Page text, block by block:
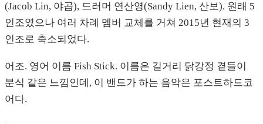
(Jacob Lin, 야곱), 드러머 연산영(Sandy Lien, 산보). 원래 5
인조였으나 여러 차례 멤버 교체를 거쳐 2015년 현재의 3
인조로 축소되었다.
어조. 영어 이름 Fish Stick. 이름은 길거리 닭강정 곁들이
분식 같은 느낌인데, 이 밴드가 하는 음악은 포스트하드코
어다.